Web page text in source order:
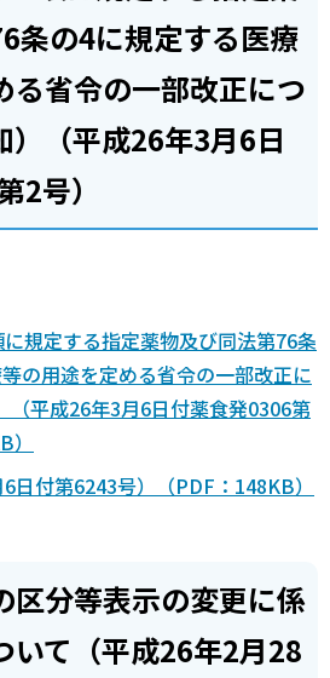
条の4に規定する医療
る省令の一部改正につ
）（平成26年3月6日
2号）
規定する指定薬物及び同法第76条
の用途を定める省令の一部改正に
（平成26年3月6日付薬食発0306第
日付第6243号）（PDF：148KB）
区分等表示の変更に係
いて（平成26年2月28